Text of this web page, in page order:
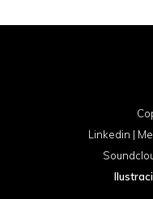
Linkedin |